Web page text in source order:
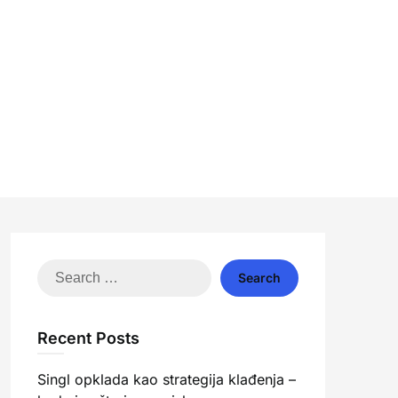
Search
Recent Posts
Singl opklada kao strategija klađenja –